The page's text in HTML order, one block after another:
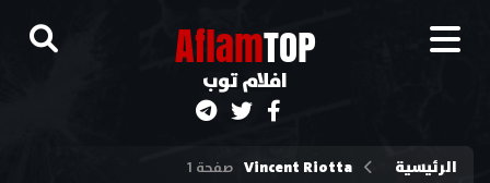
AflamTOP
افلام توب
الرئيسية Vincent Riotta صفحة 1